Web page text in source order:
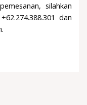
silahkan
dan